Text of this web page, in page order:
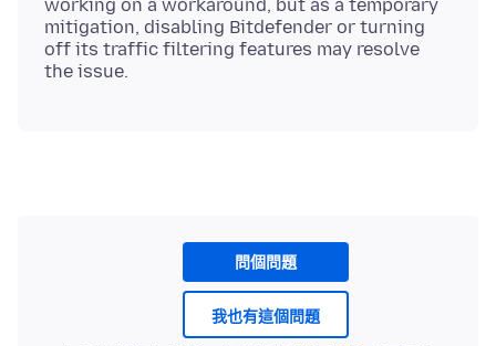
working on a workaround, but as a temporary
mitigation, disabling Bitdefender or turning
off its traffic filtering features may resolve
問個問題
我也有這個問題